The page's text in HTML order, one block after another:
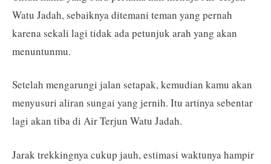
Watu Jadah, sebaiknya ditemani teman yang pernah
karena sekali lagi tidak ada petunjuk arah yang akan
menuntunmu.
Setelah mengarungi jalan setapak, kemudian kamu akan
menyusuri aliran sungai yang jernih. Itu artinya sebentar
lagi akan tiba di Air Terjun Watu Jadah.
Jarak trekkingnya cukup jauh, estimasi waktunya hampir